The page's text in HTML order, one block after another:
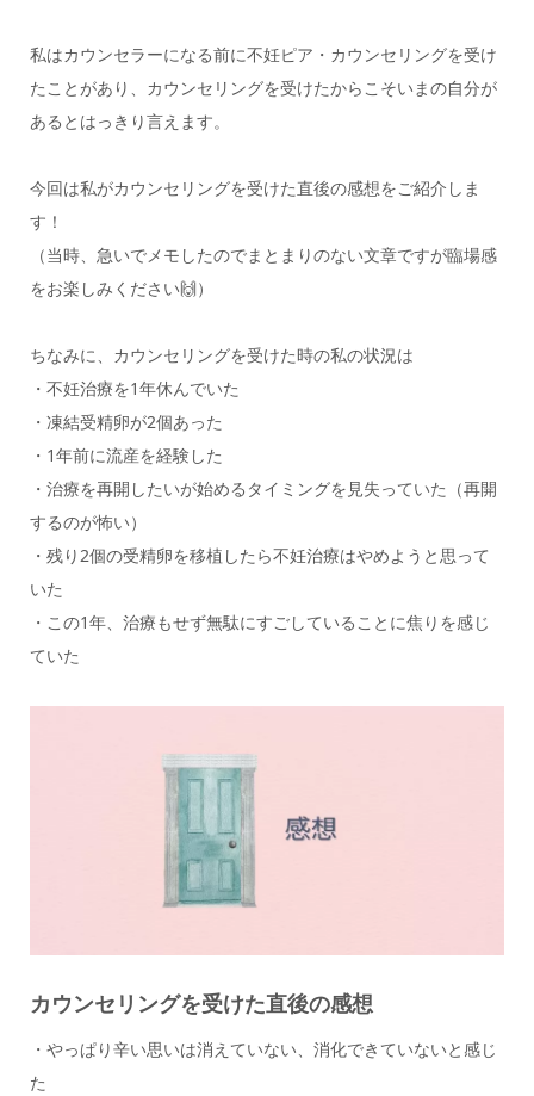
私はカウンセラーになる前に不妊ピア・カウンセリングを受け
たことがあり、カウンセリングを受けたからこそいまの自分が
あるとはっきり言えます。
今回は私がカウンセリングを受けた直後の感想をご紹介しま
す！
（当時、急いでメモしたのでまとまりのない文章ですが臨場感
をお楽しみください🙌）
ちなみに、カウンセリングを受けた時の私の状況は
・不妊治療を1年休んでいた
・凍結受精卵が2個あった
・1年前に流産を経験した
・治療を再開したいが始めるタイミングを見失っていた（再開
するのが怖い）
・残り2個の受精卵を移植したら不妊治療はやめようと思って
いた
・この1年、治療もせず無駄にすごしていることに焦りを感じ
ていた
カウンセリングを受けた直後の感想
・やっぱり辛い思いは消えていない、消化できていないと感じ
た